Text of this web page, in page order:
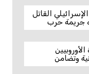
القاتل
جريمة حرب
وتضامن